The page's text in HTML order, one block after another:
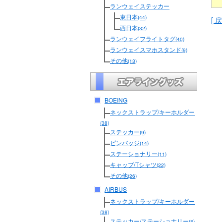
ランウェイステッカー
東日本(44)
西日本(32)
ランウェイフライトタグ(40)
ランウェイスマホスタンド(9)
その他(13)
BOEING
ネックストラップ/キーホルダー
(38)
ステッカー(9)
ピンバッジ(14)
ステーショナリー(11)
キャップ/Tシャツ(22)
その他(26)
AIRBUS
ネックストラップ/キーホルダー
(38)
[